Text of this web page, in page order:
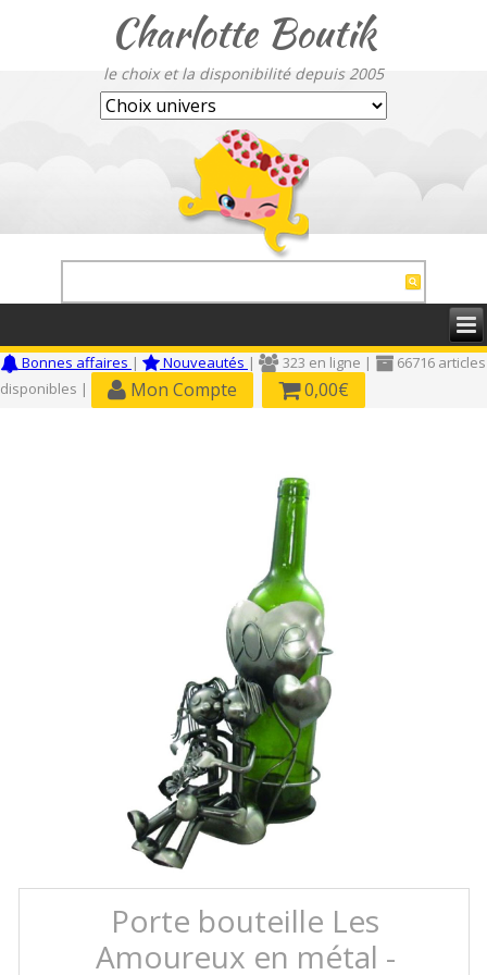
Charlotte Boutik
le choix et la disponibilité depuis 2005
Bonnes affaires | Nouveautés | 323 en ligne |
66716 articles
disponibles |
Mon Compte 0,00€
Porte bouteille Les
Amoureux en métal -